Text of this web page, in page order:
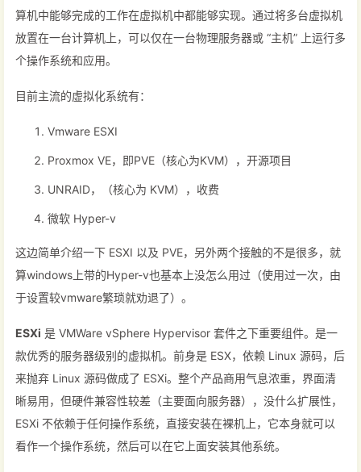
算机中能够完成的工作在虚拟机中都能够实现。通过将多台虚拟机
放置在一台计算机上，可以仅在一台物理服务器或 “主机” 上运行多
个操作系统和应用。
目前主流的虚拟化系统有：
Vmware ESXI
Proxmox VE，即PVE（核心为KVM），开源项目
UNRAID，（核心为 KVM），收费
微软 Hyper-v
这边简单介绍一下 ESXI 以及 PVE，另外两个接触的不是很多，就
算windows上带的Hyper-v也基本上没怎么用过（使用过一次，由
于设置较vmware繁琐就劝退了）。
ESXi 是 VMWare vSphere Hypervisor 套件之下重要组件。是一
款优秀的服务器级别的虚拟机。前身是 ESX，依赖 Linux 源码，后
来抛弃 Linux 源码做成了 ESXi。整个产品商用气息浓重，界面清
晰易用，但硬件兼容性较差（主要面向服务器），没什么扩展性，
ESXi 不依赖于任何操作系统，直接安装在裸机上，它本身就可以
看作一个操作系统，然后可以在它上面安装其他系统。